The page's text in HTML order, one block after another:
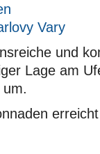
Vary
und
Lage am